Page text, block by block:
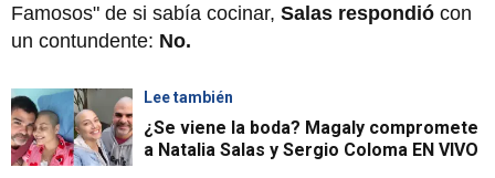
Famosos" de si sabía cocinar, Salas respondió con
un contundente: No.
Lee también
¿Se viene la boda? Magaly compromete
a Natalia Salas y Sergio Coloma EN VIVO